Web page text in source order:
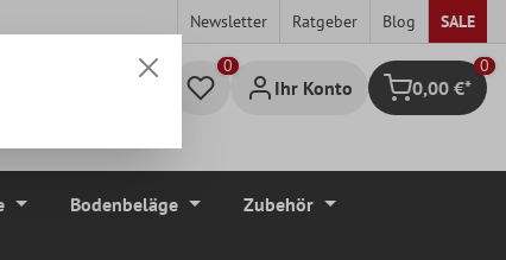
Newsletter Ratgeber Blog SALE
Ihr Konto Warenkorb
0
0,00 €*
Bodenbeläge Zubehör